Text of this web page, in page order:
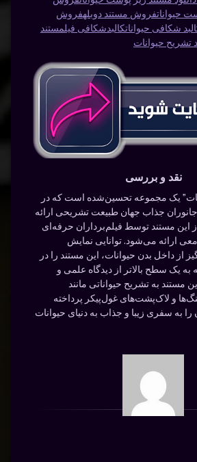
حیواناتفروش مستند دوبلهفروش
شکافی حیواناتکالبدشکافی فیلمستند
تشریح حیوانات
نقد و بررسی
یک مجموعه تحسین‌شده است که در
جذاب جهان طبیعت تشریحی ارائه
مستند توسط فیلم‌برداران حرفه‌ای
ارائه می‌شود. توانایی نمایش
داخل بدن حیوانات، این مستند را در
به یک سطح بالاتر از دیدگاه علمی و
مستند به تشریح حیواناتی مانند
و لاک‌پشت‌های غول‌پیکر پرداخته
به سفری زیبا و جذاب به دنیای حیوانات